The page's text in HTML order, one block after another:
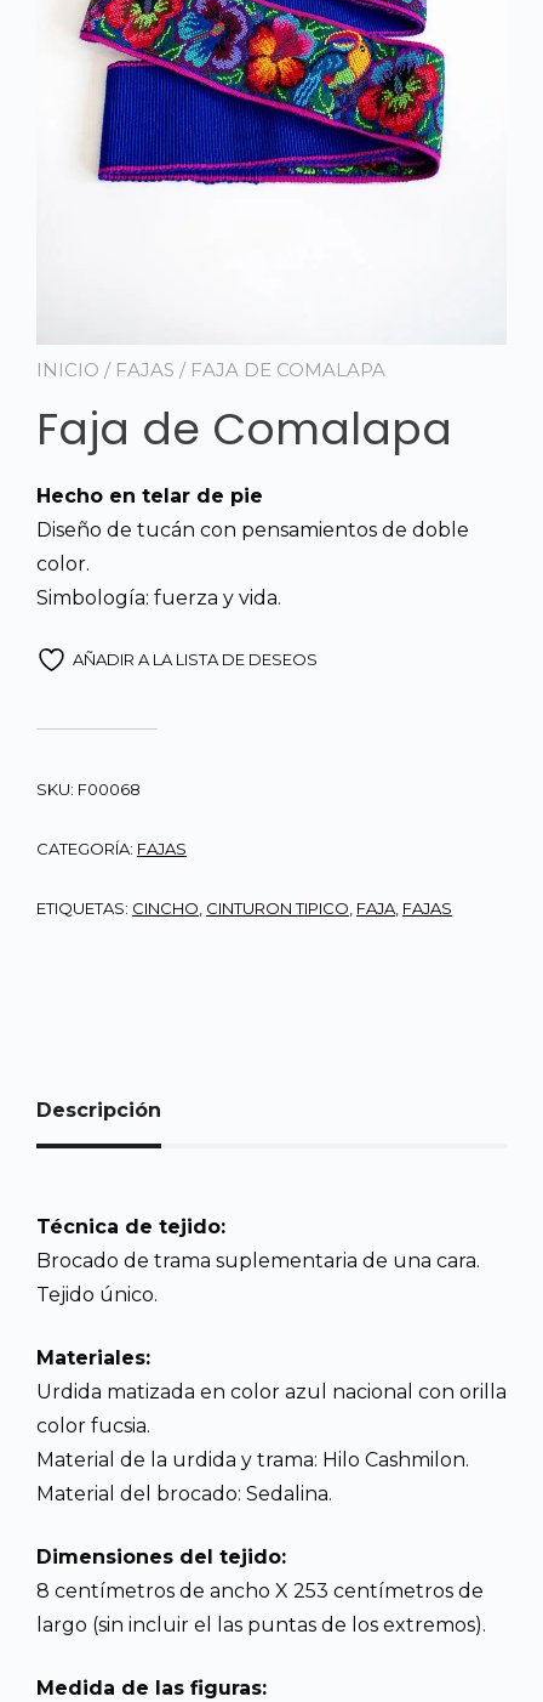
INICIO / FAJAS / FAJA DE COMALAPA
Faja de Comalapa
Hecho en telar de pie
Diseño de tucán con pensamientos de doble
color.
Simbología: fuerza y vida.
AÑADIR A LA LISTA DE DESEOS
SKU: F00068
CATEGORÍA: FAJAS
ETIQUETAS: CINCHO, CINTURON TIPICO, FAJA, FAJAS
Descripción
Técnica de tejido:
Brocado de trama suplementaria de una cara.
Tejido único.
Materiales:
Urdida matizada en color azul nacional con orilla
color fucsia.
Material de la urdida y trama: Hilo Cashmilon.
Material del brocado: Sedalina.
Dimensiones del tejido:
8 centímetros de ancho X 253 centímetros de
largo (sin incluir el las puntas de los extremos).
Medida de las figuras: